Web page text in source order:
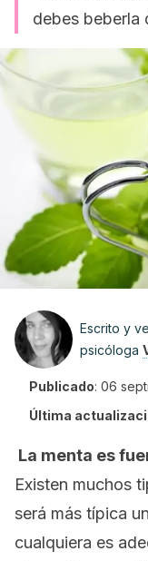
debes beberla
Escrito y
psicóloga
Publicado: 06
Última
La menta es
Existen muchos
será más típica
cualquiera es